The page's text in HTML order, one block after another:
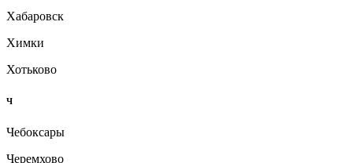
Хабаровск
Химки
Хотьково
Ч
Чебоксары
Черемхово